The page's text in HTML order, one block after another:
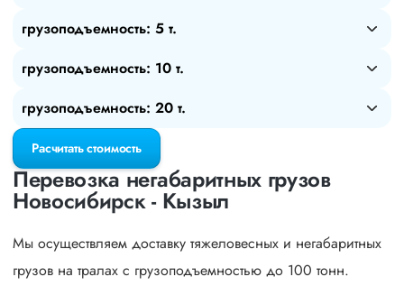
грузоподъемность: 5 т.
грузоподъемность: 10 т.
грузоподъемность: 20 т.
Расчитать стоимость
Перевозка негабаритных грузов
Новосибирск - Кызыл
Мы осуществляем доставку тяжеловесных и негабаритных
грузов на тралах с грузоподъемностью до 100 тонн.